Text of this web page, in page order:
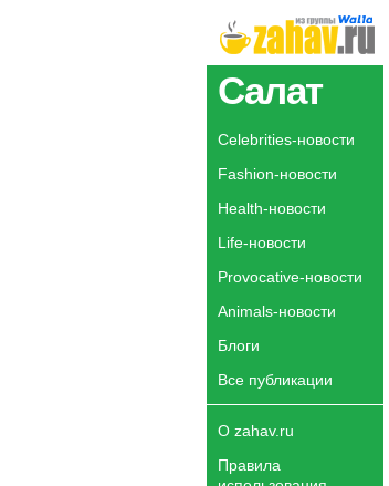
Салат
Celebrities-новости
Fashion-новости
Health-новости
Life-новости
Provocative-новости
Animals-новости
Блоги
Все публикации
О zahav.ru
Правила